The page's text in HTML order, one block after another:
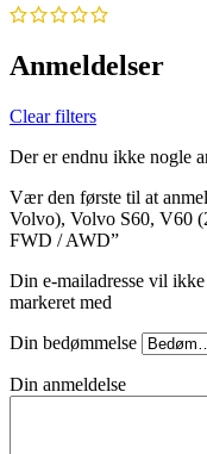
Anmeldelser
Clear filters
Der er endnu ikke nogle
Vær den første til at
Volvo), Volvo S60, V60
FWD / AWD”
Din e-mailadresse vil
markeret med
Din bedømmelse
Din anmeldelse